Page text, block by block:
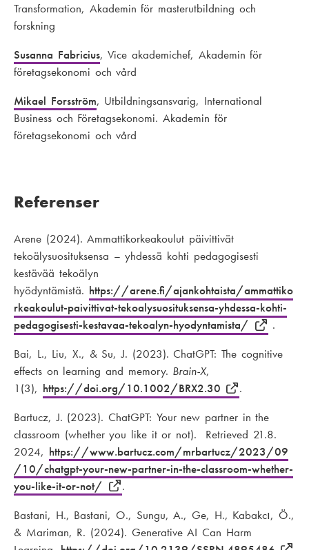
Transformation, Akademin för masterutbildning och
forskning
Susanna Fabricius, Vice akademichef, Akademin för
företagsekonomi och vård
Mikael Forsström, Utbildningsansvarig, International
Business och Företagsekonomi. Akademin för
företagsekonomi och vård
Referenser
Arene (2024). Ammattikorkeakoulut päivittivät
tekoälysuosituksensa – yhdessä kohti pedagogisesti
kestävää tekoälyn
hyödyntämistä. https://arene.fi/ajankohtaista/ammattiko
rkeakoulut-paivittivat-tekoalysuosituksensa-yhdessa-kohti-
pedagogisesti-kestavaa-tekoalyn-hyodyntamista/
.
Bai, L., Liu, X., & Su, J. (2023). ChatGPT: The cognitive
effects on learning and memory. Brain-X,
1(3), https://doi.org/10.1002/BRX2.30
.
Bartucz, J. (2023). ChatGPT: Your new partner in the
classroom (whether you like it or not). Retrieved 21.8.
2024, https://www.bartucz.com/mrbartucz/2023/09
/10/chatgpt-your-new-partner-in-the-classroom-whether-
you-like-it-or-not/
.
Bastani, H., Bastani, O., Sungu, A., Ge, H., Kabakcı, Ö.,
& Mariman, R. (2024). Generative AI Can Harm